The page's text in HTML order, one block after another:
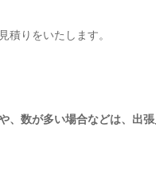
積りをいたします。
、数が多い場合などは、出